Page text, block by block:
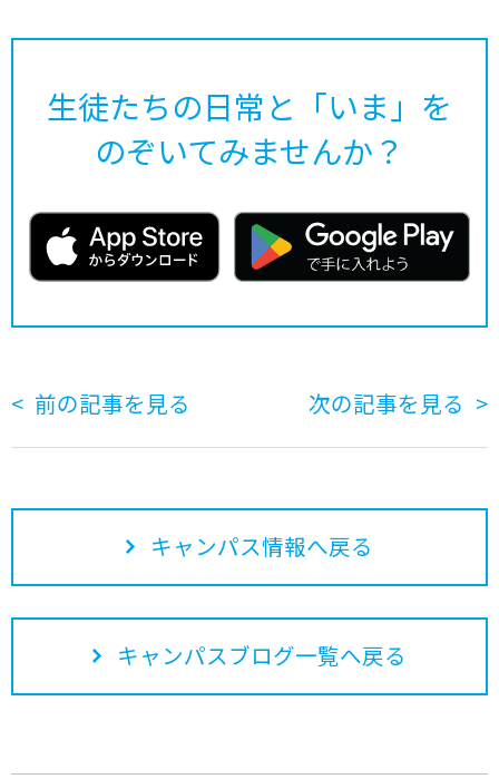
生徒たちの日常と「いま」を
のぞいてみませんか？
前の記事を見る 次の記事を見る
キャンパス情報へ戻る
キャンパスブログ一覧へ戻る